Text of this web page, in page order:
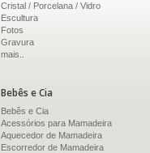
Cristal / Porcelana / Vidro
Escultura
Fotos
Gravura
mais..
Bebês e Cia
Bebês e Cia
Acessórios para Mamadeira
Aquecedor de Mamadeira
Escorredor de Mamadeira